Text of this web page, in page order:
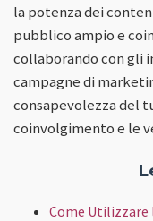
la potenza dei
pubblico ampio e
collaborando con gli
campagne di
consapevolezza del
coinvolgimento e le
Come